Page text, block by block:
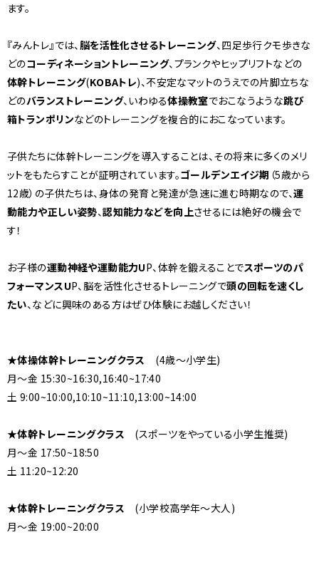
ます。
『みんトレ』では、脳を活性化させるトレーニング、四足歩行クモ歩きな
どのコーディネーショントレーニング、プランクやヒップリフトなどの
体幹トレーニング(KOBAトレ)、不安定なマットのうえでの片脚立ちな
どのバランストレーニング、いわゆる体操教室でおこなうような跳び
箱トランポリンなどのトレーニングを複合的におこなっています。
子供たちに体幹トレーニングを導入することは、その将来に多くのメリ
ットをもたらすことが証明されています。ゴールデンエイジ期 （5歳から
12歳）の子供たちは、身体の発育と発達が急速に進む時期なので、運
動能力や正しい姿勢、認知能力などを向上させるには絶好の機会で
す！
お子様の運動神経や運動能力UP、体幹を鍛えることでスポーツのパ
フォーマンスUP、脳を活性化させるトレーニングで頭の回転を速くし
たい、などに興味のある方はぜひ体験にお越しください！
★体操体幹トレーニングクラス (4歳～小学生)
月～金 15:30~16:30,16:40~17:40
土 9:00~10:00,10:10~11:10,13:00~14:00
★体幹トレーニングクラス (スポーツをやっている小学生推奨)
月～金 17:50~18:50
土 11:20~12:20
★体幹トレーニングクラス (小学校高学年～大人)
月～金 19:00~20:00